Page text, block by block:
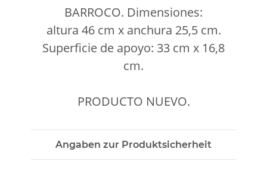
BARROCO. Dimensiones:
altura 46 cm x anchura 25,5 cm.
Superficie de apoyo: 33 cm x 16,8
cm.
PRODUCTO NUEVO.
Angaben zur Produktsicherheit